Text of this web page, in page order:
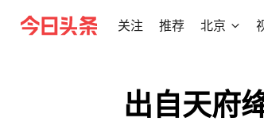
关注 推荐 北京
出自天府